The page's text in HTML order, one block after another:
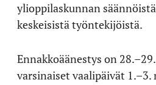
ylioppilaskunnan
keskeisistä työntekijöistä.
Ennakkoäänestys on
varsinaiset vaalipäivät 1.–3.